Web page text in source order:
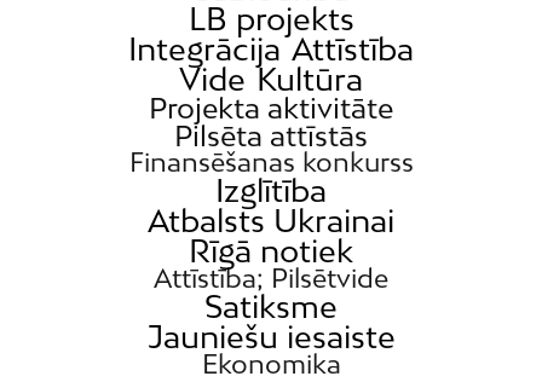
LB projekts
Integrācija Attīstība
Vide Kultūra
Projekta aktivitāte
Pilsēta attīstās
Finansēšanas konkurss
Izglītība
Atbalsts Ukrainai
Rīgā notiek
Attīstība; Pilsētvide
Satiksme
Jauniešu iesaiste
Ekonomika